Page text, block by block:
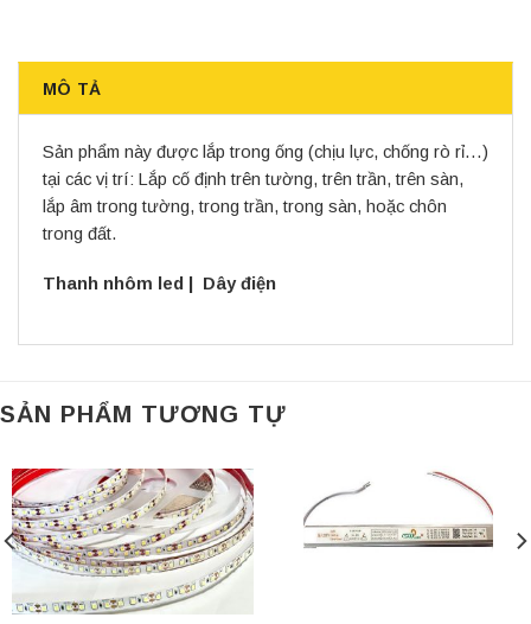
MÔ TẢ
Sản phẩm này được lắp trong ống (chịu lực, chống rò rỉ…)
tại các vị trí: Lắp cố định trên tường, trên trần, trên sàn,
lắp âm trong tường, trong trần, trong sàn, hoặc chôn
trong đất.
Thanh nhôm led Dây điện
SẢN PHẨM TƯƠNG TỰ